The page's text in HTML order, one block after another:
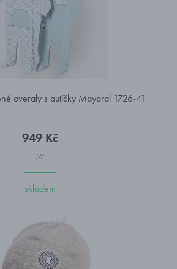
overaly s autíčky Mayoral 1726-41
949 Kč
52
skladem